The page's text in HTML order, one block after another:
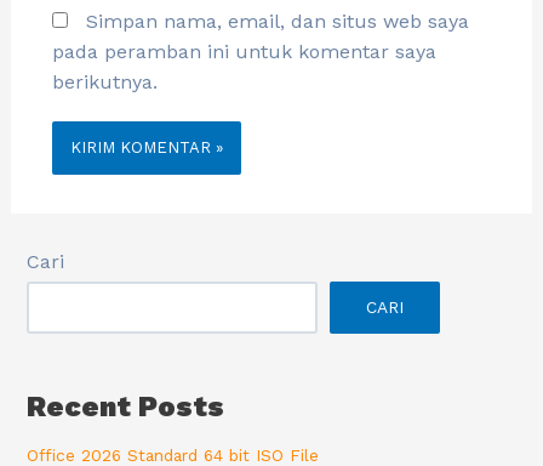
Simpan nama, email, dan situs web saya
pada peramban ini untuk komentar saya
berikutnya.
Cari
CARI
Recent Posts
Office 2026 Standard 64 bit ISO File